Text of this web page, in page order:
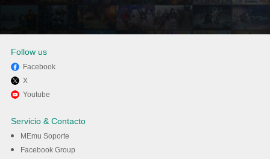
Disfruta jugando Free Fire
Advance Server en PC con
Follow us
Facebook
X
Youtube
Servicio & Contacto
MEmu Soporte
Facebook Group